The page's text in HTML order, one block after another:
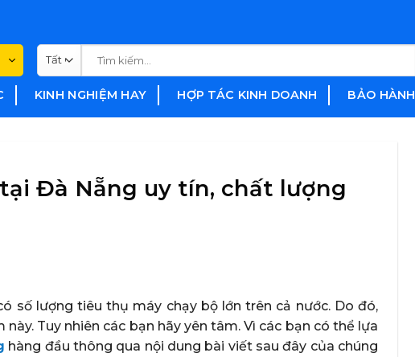
kiếm:
KINH NGHIỆM HAY HỢP TÁC KINH DOANH BẢO HÀNH
Đà Nẵng uy tín, chất lượng
số lượng tiêu thụ máy chạy bộ lớn trên cả nước. Do đó,
Tuy nhiên các bạn hãy yên tâm. Vì các bạn có thể lựa
hàng đầu thông qua nội dung bài viết sau đây của chúng